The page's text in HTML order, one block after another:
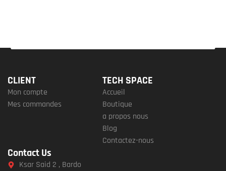
CLIENT
Mon compte
Mes commandes
TECH SPACE
Accueil
Boutique
a propos nous
Blog
Contactez-nous
Contact Us
Ksar Said 2 , Bardo